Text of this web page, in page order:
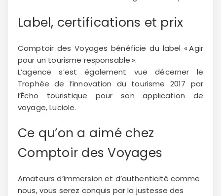
Label, certifications et prix
Comptoir des Voyages bénéficie du label « Agir
pour un tourisme responsable ».
L’agence s’est également vue décerner le
Trophée de l’innovation du tourisme 2017 par
l’Écho touristique pour son application de
voyage, Luciole.
Ce qu’on a aimé chez
Comptoir des Voyages
Amateurs d’immersion et d’authenticité comme
nous, vous serez conquis par la justesse des